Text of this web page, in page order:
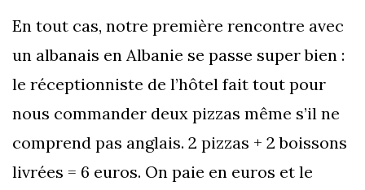
En tout cas, notre première rencontre avec
un albanais en Albanie se passe super bien :
le réceptionniste de l’hôtel fait tout pour
nous commander deux pizzas même s’il ne
comprend pas anglais. 2 pizzas + 2 boissons
livrées = 6 euros. On paie en euros et le